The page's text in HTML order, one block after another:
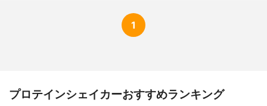
1
プロテインシェイカーおすすめランキング